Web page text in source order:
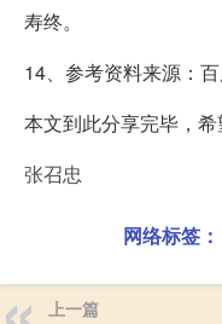
寿终。
14、参考资料来源：百
本文到此分享完毕，希
张召忠
网络标签：
上一篇